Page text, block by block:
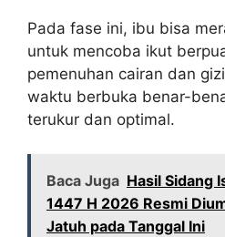
Pada fase ini, ibu bisa
untuk mencoba ikut
pemenuhan cairan dan
waktu berbuka benar-
terukur dan optimal.
Baca Juga Hasil Sidang
1447 H 2026 Resmi
Jatuh pada Tanggal Ini